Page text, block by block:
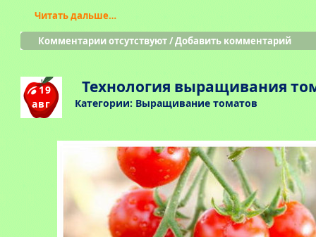
Читать дальше…
Комментарии отсутствуют/Добавить комментарий
19
авг
Технология выращивания
Категории: Выращивание томатов